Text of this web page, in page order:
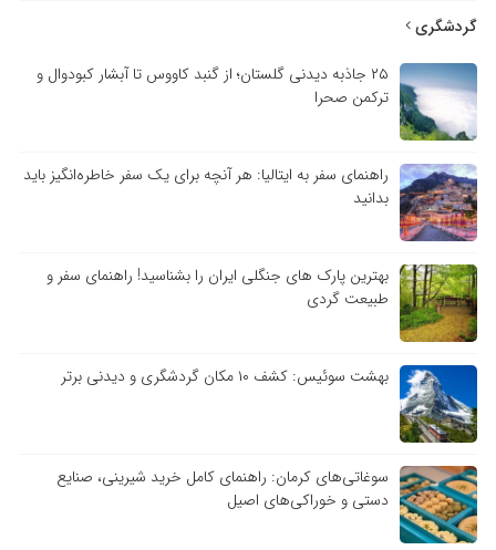
گردشگری
۲۵ جاذبه دیدنی گلستان؛ از گنبد کاووس تا آبشار کبودوال و
ترکمن صحرا
راهنمای سفر به ایتالیا: هر آنچه برای یک سفر خاطره‌انگیز باید
بدانید
بهترین پارک های جنگلی ایران را بشناسید! راهنمای سفر و
طبیعت گردی
بهشت سوئیس: کشف ۱۰ مکان گردشگری و دیدنی برتر
سوغاتی‌های کرمان: راهنمای کامل خرید شیرینی، صنایع
دستی و خوراکی‌های اصیل